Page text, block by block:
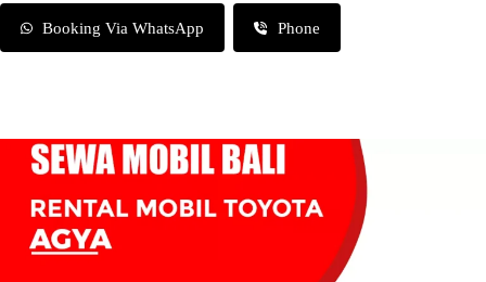
Booking Via WhatsApp Phone